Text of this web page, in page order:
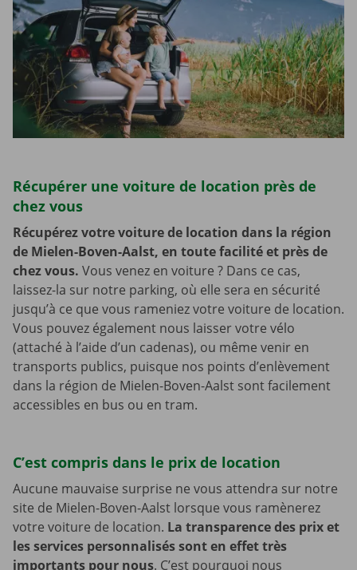
Récupérer une voiture de location près de
chez vous
Récupérez votre voiture de location dans la région
de Mielen-Boven-Aalst, en toute facilité et près de
chez vous. Vous venez en voiture ? Dans ce cas,
laissez-la sur notre parking, où elle sera en sécurité
jusqu’à ce que vous rameniez votre voiture de location.
Vous pouvez également nous laisser votre vélo
(attaché à l’aide d’un cadenas), ou même venir en
transports publics, puisque nos points d’enlèvement
dans la région de Mielen-Boven-Aalst sont facilement
accessibles en bus ou en tram.
C’est compris dans le prix de location
Aucune mauvaise surprise ne vous attendra sur notre
site de Mielen-Boven-Aalst lorsque vous ramènerez
votre voiture de location. La transparence des prix et
les services personnalisés sont en effet très
importants pour nous. C’est pourquoi nous